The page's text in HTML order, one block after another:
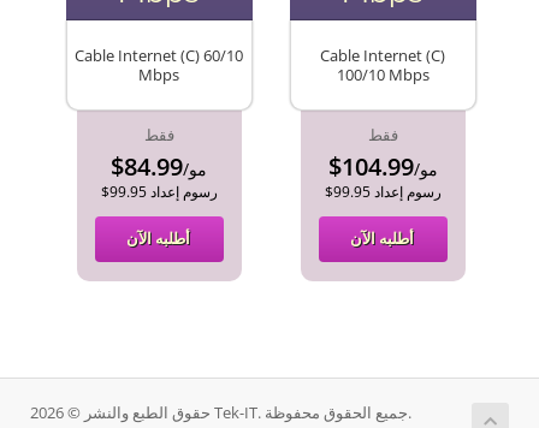
Cable Internet (C) 60/10
Mbps
فقط
$84.99 /مو
$99.95 رسوم إعداد
أطلبه الآن
Cable Internet (C)
100/10 Mbps
فقط
$104.99 /مو
$99.95 رسوم إعداد
أطلبه الآن
حقوق الطبع والنشر © 2026 Tek-IT. جميع الحقوق محفوظة.